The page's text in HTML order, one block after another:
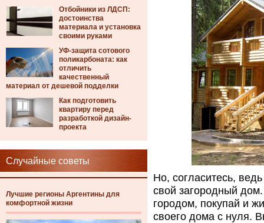
Отбойники из ЛДСП:
достоинства
материала и установка
своими руками
УФ-защита сотового
поликарбоната: как
отличить
качественный
материал от дешевой подделки
Как подготовить
квартиру перед
разработкой дизайн-
проекта
Случайные советы
Лучшие регионы Аргентины для
комфортной жизни
Но, согласитесь,
свой загородный
городом, покупай и
своего дома с нуля.